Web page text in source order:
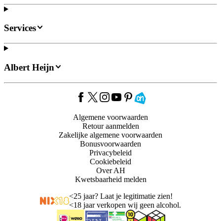
Services
Albert Heijn
Algemene voorwaarden
Retour aanmelden
Zakelijke algemene voorwaarden
Bonusvoorwaarden
Privacybeleid
Cookiebeleid
Over AH
Kwetsbaarheid melden
<25 jaar? Laat je legitimatie zien!
<18 jaar verkopen wij geen alcohol.